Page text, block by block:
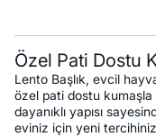
Özel Pati Dostu
Lento Başlık, evcil
özel pati dostu kumaşla
dayanıklı yapısı
eviniz için yeni